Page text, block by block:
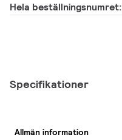
Hela beställningsnumret:
Specifikationer
Allmän information